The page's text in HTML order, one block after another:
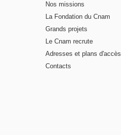
Nos missions
La Fondation du Cnam
Grands projets
Le Cnam recrute
Adresses et plans d'accès
Contacts